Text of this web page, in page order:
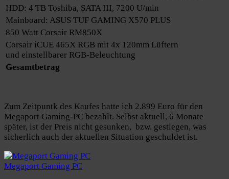
HDD: 4 TB Toshiba, SATA III, 7200 U/min
Mainboard: ASUS TUF GAMING X570 PLUS
850 Watt Corsair RM850X
Corsair iCUE 465X RGB mit 4x 120mm Lüftern
und einstellbarer RGB-Beleuchtung
Gesamtbetrag
Zum Zeitpuntk des Kaufes hatte ich 2.899 Euro für den
Megaport Gaming-PC bezahlt. Selbst aktuell, 6 Monate
später, ist der Preis nicht gesunken, bzw. gestiegen, was
sicherlich auch der aktuellen Situation geschuldet ist.
Megaport Gaming PC